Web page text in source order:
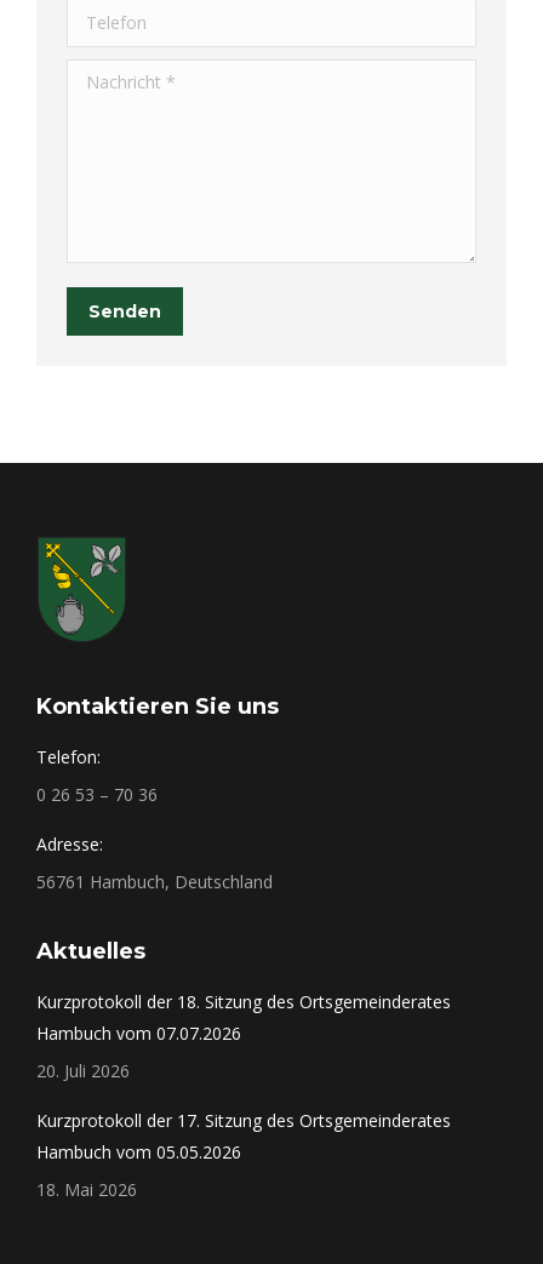
Telefon
Nachricht *
Senden
Kontaktieren Sie uns
Telefon:
0 26 53 – 70 36
Adresse:
56761 Hambuch, Deutschland
Aktuelles
Kurzprotokoll der 18. Sitzung des Ortsgemeinderates
Hambuch vom 07.07.2026
20. Juli 2026
Kurzprotokoll der 17. Sitzung des Ortsgemeinderates
Hambuch vom 05.05.2026
18. Mai 2026